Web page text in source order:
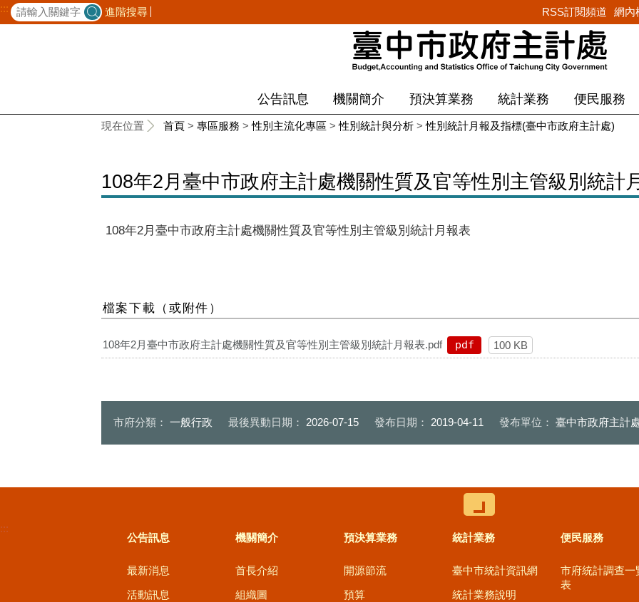
::: 進階搜尋 RSS訂閱頻道 網內
公告訊息 機關簡介 預決算業務 統計業務 便民服務
現在位置 首頁 > 專區服務 >性別主流化專區 >性別統計與分析 >性別統計月報及指標(臺中市政府主計處)
108年2月臺中市政府主計處機關性質及官等性別主管級別統計
108年2月臺中市政府主計處機關性質及官等性別主管級別統計月報表
檔案下載（或附件）
108年2月臺中市政府主計處機關性質及官等性別主管級別統計月報表.pdf pdf 100 KB
市府分類： 一般行政 最後異動日期： 2026-07-15 發布日期： 2019-04-11 發布單位： 臺中市政府主計
:::
公告訊息
最新消息
活動訊息
機關簡介
首長介紹
組織圖
預決算業務
開源節流
預算
統計業務
臺中市統計資訊網
統計業務說明
便民服務
市府統計調查一
表